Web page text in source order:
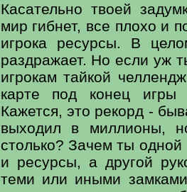
Касательно твоей
мир гибнет, все плохо и
игрока ресурсы. В
раздражает. Но если уж
игрокам тайкой
карте под конец
Кажется, это рекорд -
выходил в миллионы,
столько? Зачем ты
и ресурсы, а другой
теми или иными